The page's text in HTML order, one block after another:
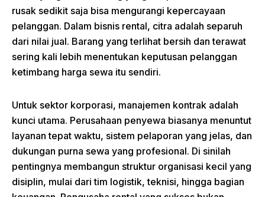
rusak sedikit saja bisa mengurangi kepercayaan
pelanggan. Dalam bisnis rental, citra adalah separuh
dari nilai jual. Barang yang terlihat bersih dan terawat
sering kali lebih menentukan keputusan pelanggan
ketimbang harga sewa itu sendiri.
Untuk sektor korporasi, manajemen kontrak adalah
kunci utama. Perusahaan penyewa biasanya menuntut
layanan tepat waktu, sistem pelaporan yang jelas, dan
dukungan purna sewa yang profesional. Di sinilah
pentingnya membangun struktur organisasi kecil yang
disiplin, mulai dari tim logistik, teknisi, hingga bagian